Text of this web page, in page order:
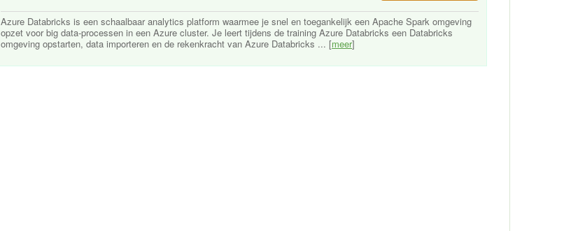
Azure Databricks is een schaalbaar analytics platform waarmee je snel en toegankelijk een Apache Spark omgeving
opzet voor big data-processen in een Azure cluster. Je leert tijdens de training Azure Databricks een Databricks
omgeving opstarten, data importeren en de rekenkracht van Azure Databricks ... [meer]